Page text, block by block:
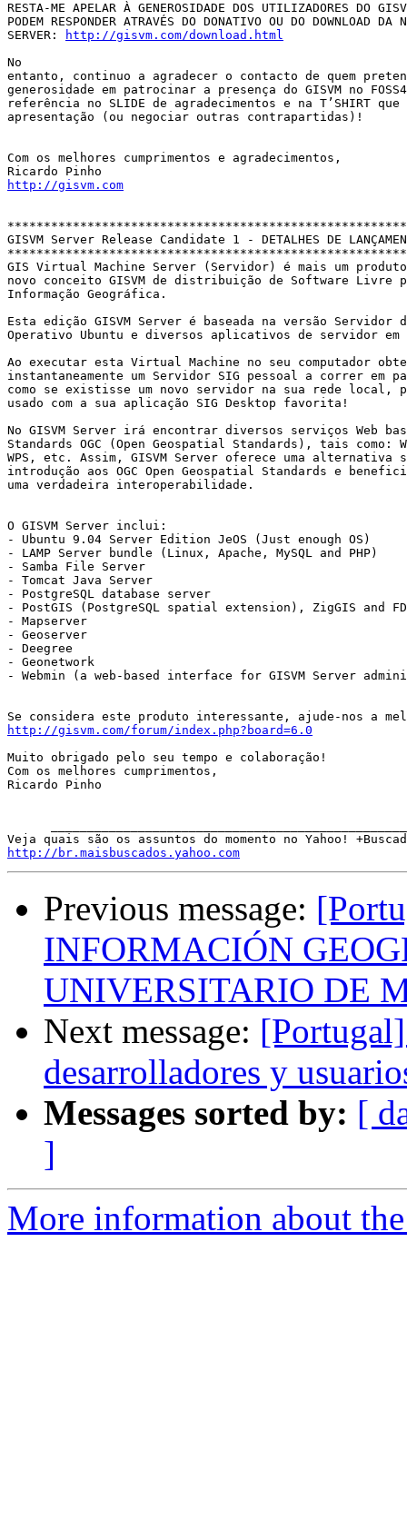
RESTA-ME APELAR À GENEROSIDADE DOS UTILIZADORES DO
PODEM RESPONDER ATRAVÉS DO DONATIVO OU DO DOWNLOAD DA
SERVER:
http://gisvm.com/download.html
No
entanto, continuo a agradecer o contacto de quem
generosidade em patrocinar a presença do GISVM no
referência no SLIDE de agradecimentos e na T’SHIRT
apresentação (ou negociar outras contrapartidas)!
Com os melhores cumprimentos e agradecimentos,
http://gisvm.com
GISVM Server Release Candidate 1 - DETALHES DE
GIS Virtual Machine Server (Servidor) é mais um produto
novo conceito GISVM de distribuição de Software Livre
Informação Geográfica.
Esta edição GISVM Server é baseada na versão Servidor
Operativo Ubuntu e diversos aplicativos de servidor
Ao executar esta Virtual Machine no seu computador
instantaneamente um Servidor SIG pessoal a correr em
como se existisse um novo servidor na sua rede local,
usado com a sua aplicação SIG Desktop favorita!
No GISVM Server irá encontrar diversos serviços Web
Standards OGC (Open Geospatial Standards), tais como:
WPS, etc. Assim, GISVM Server oferece uma alternativa
introdução aos OGC Open Geospatial Standards e
uma verdadeira interoperabilidade.
O GISVM Server inclui:
- Ubuntu 9.04 Server Edition JeOS (Just enough OS)
- LAMP Server bundle (Linux, Apache, MySQL and PHP)
- Samba File Server
- Tomcat Java Server
- PostgreSQL database server
- PostGIS (PostgreSQL spatial extension), ZigGIS and
- Mapserver
- Geoserver
- Deegree
- Geonetwork
- Webmin (a web-based interface for GISVM Server
http://gisvm.com/forum/index.php?board=6.0
Muito obrigado pelo seu tempo e colaboração!
Com os melhores cumprimentos,
Ricardo Pinho
http://br.maisbuscados.yahoo.com
Previous message:
INFORMACIÓN
UNIVERSITARIO DE
Next message:
desarrolladores y
Messages sorted by: [
]
More information about